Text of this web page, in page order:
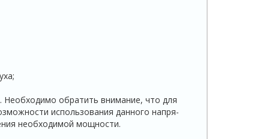
Необходимо обратить внимание, что для
использования данного напря­
необ­ходимой мощности.